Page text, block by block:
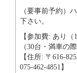
（要事前予約）
下さい。
【参加費: あり
（30台・満車の
【住所: 〒616-
075-462-4851】